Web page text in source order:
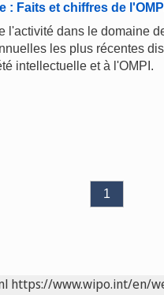
: Faits et chiffres de
l'activité dans le domaine
les plus récentes
intellectuelle et à l'OMPI.
1
https://www.wipo.int/en/